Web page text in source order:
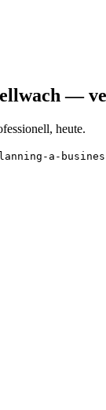
—
heute.
a-